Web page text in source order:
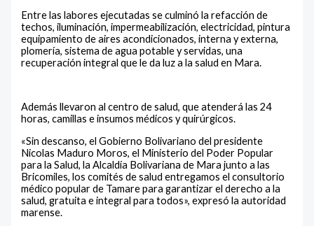
Entre las labores ejecutadas se culminó la refacción de
techos, iluminación, impermeabilización, electricidad, pintura
equipamiento de aires acondicionados, interna y externa,
plomería, sistema de agua potable y servidas, una
recuperación integral que le da luz a la salud en Mara.
Además llevaron al centro de salud, que atenderá las 24
horas, camillas e insumos médicos y quirúrgicos.
«Sin descanso, el Gobierno Bolivariano del presidente
Nicolas Maduro Moros, el Ministerio del Poder Popular
para la Salud, la Alcaldía Bolivariana de Mara junto a las
Bricomiles, los comités de salud entregamos el consultorio
médico popular de Tamare para garantizar el derecho a la
salud, gratuita e integral para todos», expresó la autoridad
marense.